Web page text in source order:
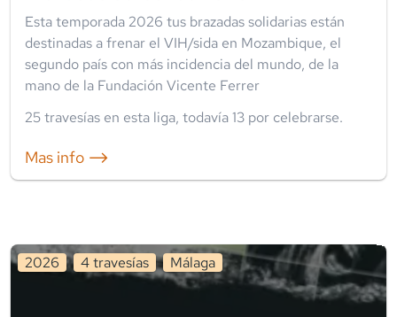
Esta temporada 2026 tus brazadas solidarias están
destinadas a frenar el VIH/sida en Mozambique, el
segundo país con más incidencia del mundo, de la
mano de la Fundación Vicente Ferrer
25travesías en esta liga, todavía13 por celebrarse.
Mas info ⟶
2026 4travesías Málaga